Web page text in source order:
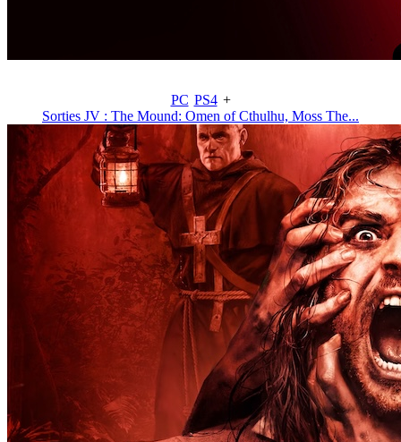
PC PS4 +
Sorties JV : The Mound: Omen of Cthulhu, Moss The...